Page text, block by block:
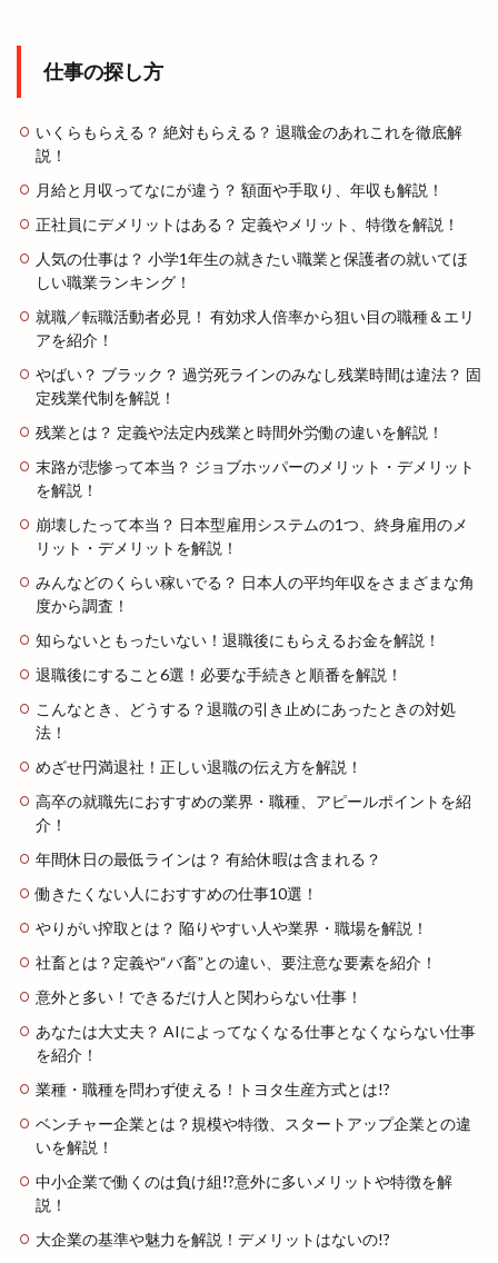
仕事の探し方
いくらもらえる？ 絶対もらえる？ 退職金のあれこれを徹底解
説！
月給と月収ってなにが違う？ 額面や手取り、年収も解説！
正社員にデメリットはある？ 定義やメリット、特徴を解説！
人気の仕事は？ 小学1年生の就きたい職業と保護者の就いてほ
しい職業ランキング！
就職／転職活動者必見！ 有効求人倍率から狙い目の職種＆エリ
アを紹介！
やばい？ ブラック？ 過労死ラインのみなし残業時間は違法？ 固
定残業代制を解説！
残業とは？ 定義や法定内残業と時間外労働の違いを解説！
末路が悲惨って本当？ ジョブホッパーのメリット・デメリット
を解説！
崩壊したって本当？ 日本型雇用システムの1つ、終身雇用のメ
リット・デメリットを解説！
みんなどのくらい稼いでる？ 日本人の平均年収をさまざまな角
度から調査！
知らないともったいない！退職後にもらえるお金を解説！
退職後にすること6選！必要な手続きと順番を解説！
こんなとき、どうする？退職の引き止めにあったときの対処
法！
めざせ円満退社！正しい退職の伝え方を解説！
高卒の就職先におすすめの業界・職種、アピールポイントを紹
介！
年間休日の最低ラインは？ 有給休暇は含まれる？
働きたくない人におすすめの仕事10選！
やりがい搾取とは？ 陥りやすい人や業界・職場を解説！
社畜とは？定義や“バ畜”との違い、要注意な要素を紹介！
意外と多い！できるだけ人と関わらない仕事！
あなたは大丈夫？ AIによってなくなる仕事となくならない仕事
を紹介！
業種・職種を問わず使える！トヨタ生産方式とは!?
ベンチャー企業とは？規模や特徴、スタートアップ企業との違
いを解説！
中小企業で働くのは負け組!?意外に多いメリットや特徴を解
説！
大企業の基準や魅力を解説！デメリットはないの!?